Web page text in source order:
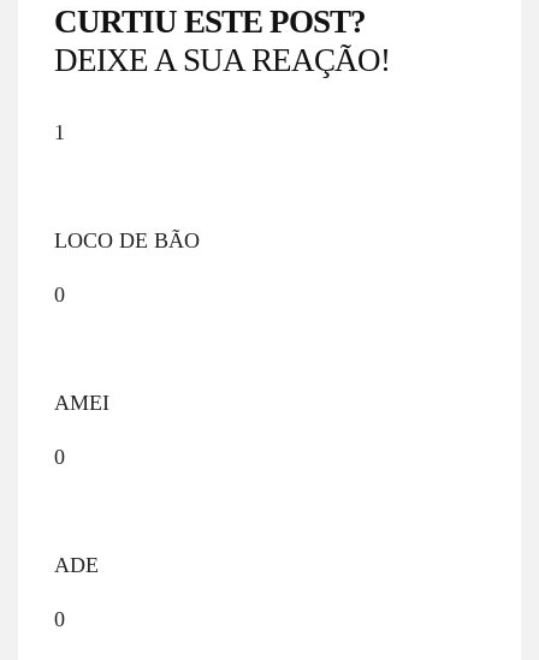
CURTIU ESTE POST?
DEIXE A SUA REAÇÃO!
1
LOCO DE BÃO
0
AMEI
0
ADE
0